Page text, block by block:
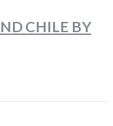
CHILE BY